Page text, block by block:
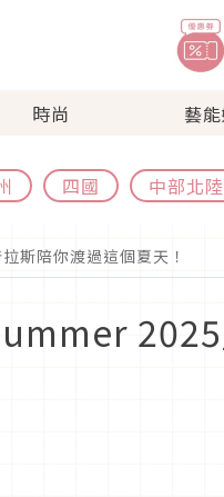
時尚 藝
四國 中部北陸
陪你渡過這個夏天！
2025